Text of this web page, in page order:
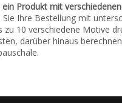
ein Produkt mit
Sie Ihre Bestellung mit
zu 10 verschiedene Motive
darüber hinaus